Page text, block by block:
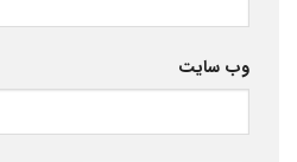
وب‌ سایت